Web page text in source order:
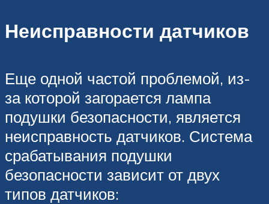
Неисправности датчиков
Еще одной частой проблемой, из-
за которой загорается лампа
подушки безопасности, является
неисправность датчиков. Система
срабатывания подушки
безопасности зависит от двух
типов датчиков: